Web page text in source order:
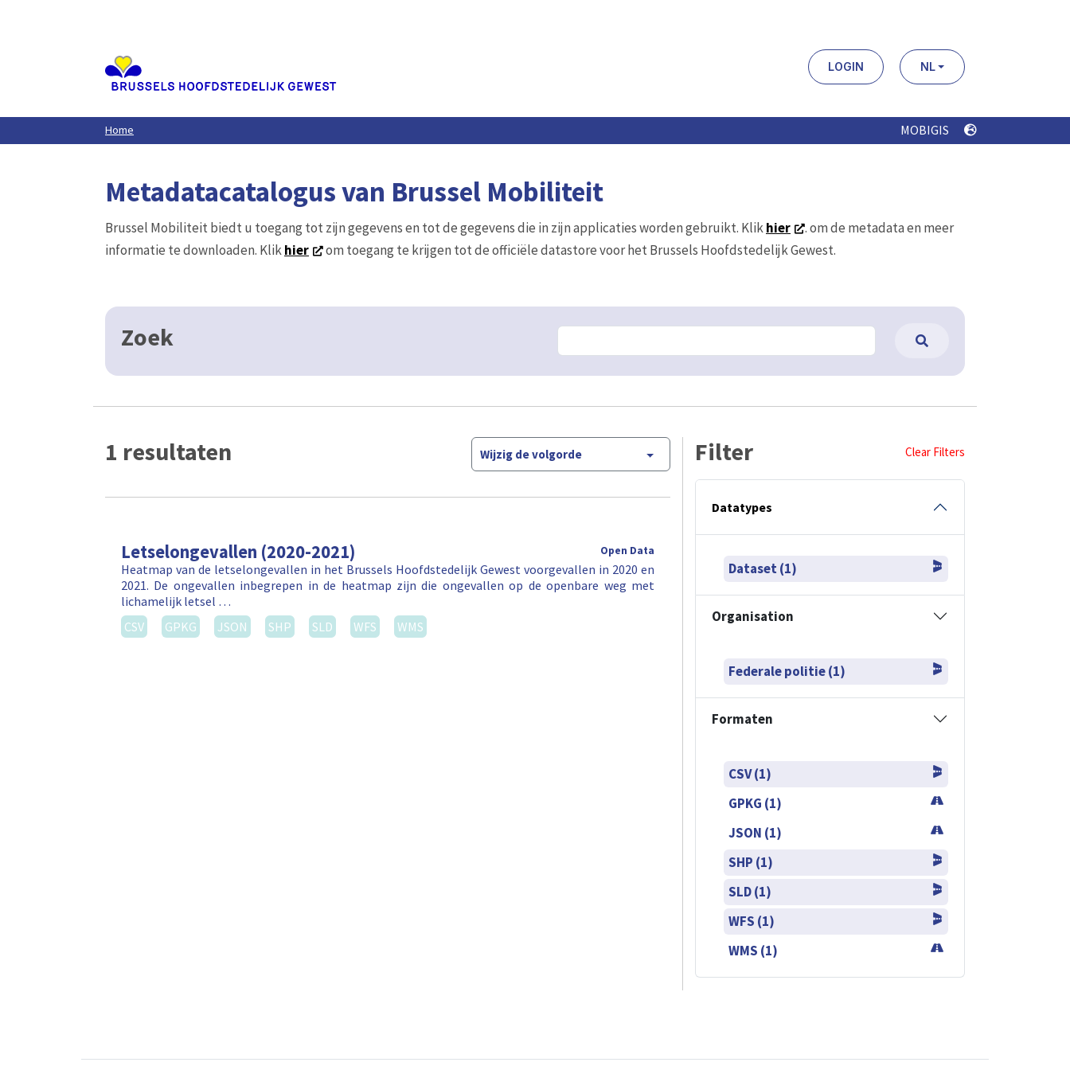
LOGIN NL
Home MOBIGIS
Metadatacatalogus van Brussel Mobiliteit
Brussel Mobiliteit biedt u toegang tot zijn gegevens en tot de gegevens die in zijn applicaties worden gebruikt. Klikhier
. om de metadata en meer
informatie te downloaden. Klikhier om toegang te krijgen tot de officiële datastore voor het Brussels Hoofdstedelijk Gewest.
Zoek
1 resultaten Wijzig de volgorde
Letselongevallen (2020-2021) Open Data
Heatmap van de letselongevallen in het Brussels Hoofdstedelijk Gewest voorgevallen in 2020 en
2021. De ongevallen inbegrepen in de heatmap zijn die ongevallen op de openbare weg met
lichamelijk letsel …
CSV
GPKG JSON SHP SLD WFS WMS
Filter Clear Filters
Datatypes
Dataset (1)
Organisation
Federale politie (1)
Formaten
CSV (1)
GPKG (1)
JSON (1)
SHP (1)
SLD (1)
WFS (1)
WMS (1)